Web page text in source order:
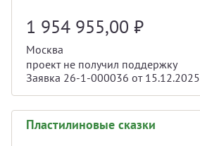
1 954 955,00 ₽
Москва
проект не получил поддержку
Заявка 26-1-000036 от 15.12.2025
Пластилиновые сказки